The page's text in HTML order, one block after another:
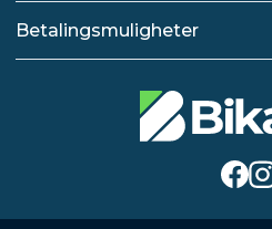
Betalingsmuligheter